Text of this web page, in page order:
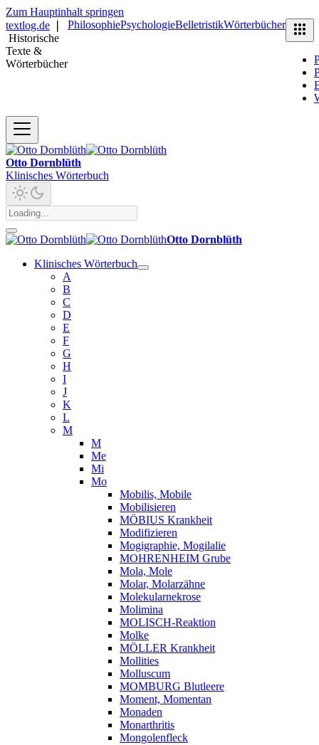
Zum Hauptinhalt springen
textlog.de
Historische
Texte &
Wörterbücher
PhilosophiePsychologieBelletristikWörterbücher
Otto Dornblüth
Klinisches Wörterbuch
Otto Dornblüth
Klinisches Wörterbuch
A
B
C
D
E
F
G
H
I
J
K
L
M
M
Me
Mi
Mo
Mobilis, Mobile
Mobilisieren
MÖBIUS Krankheit
Modifizieren
Mogigraphie, Mogilalie
MOHRENHEIM Grube
Mola, Mole
Molar, Molarzähne
Molekularnekrose
Molimina
MOLISCH-Reaktion
Molke
MÖLLER Krankheit
Mollities
Molluscum
MOMBURG Blutleere
Moment, Momentan
Monaden
Monarthritis
Mongolenfleck